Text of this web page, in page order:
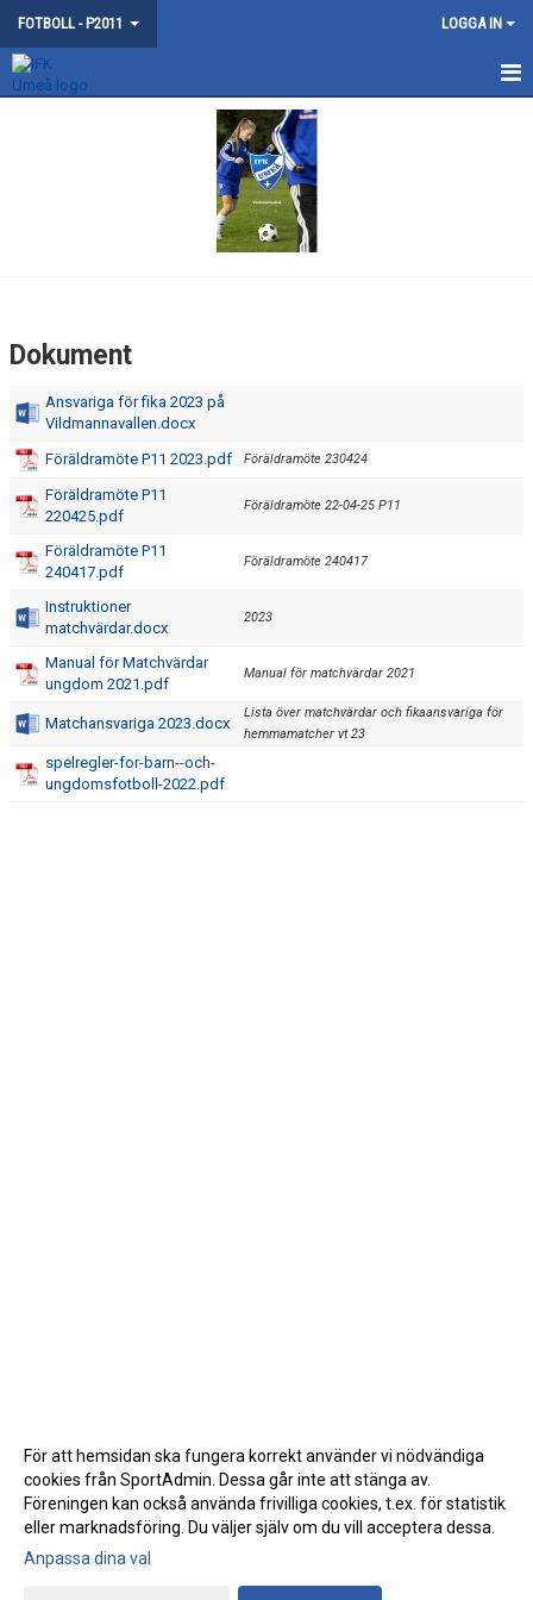
FOTBOLL - P2011 LOGGA IN
DOKUMENT
Dokument
Ansvariga för fika 2023 på
Vildmannavallen.docx
Föräldramöte P11 2023.pdf
Föräldramöte 230424
Föräldramöte P11
220425.pdf
Föräldramöte 22-04-25 P11
Föräldramöte P11
240417.pdf
Föräldramöte 240417
Instruktioner
matchvärdar.docx
2023
Manual för Matchvärdar
ungdom 2021.pdf
Manual för matchvärdar 2021
Matchansvariga 2023.docx
Lista över matchvärdar och fikaansvariga för
hemmamatcher vt 23
spelregler-for-barn--och-
ungdomsfotboll-2022.pdf
Gå till Webbversion
För att hemsidan ska fungera korrekt använder vi nödvändiga
cookies från SportAdmin. Dessa går inte att stänga av.
Föreningen kan också använda frivilliga cookies, t.ex. för statistik
eller marknadsföring. Du väljer själv om du vill acceptera dessa.
Anpassa dina val